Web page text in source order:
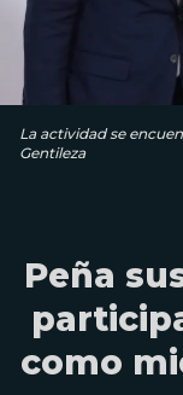
La actividad se
Gentileza
Peña
como